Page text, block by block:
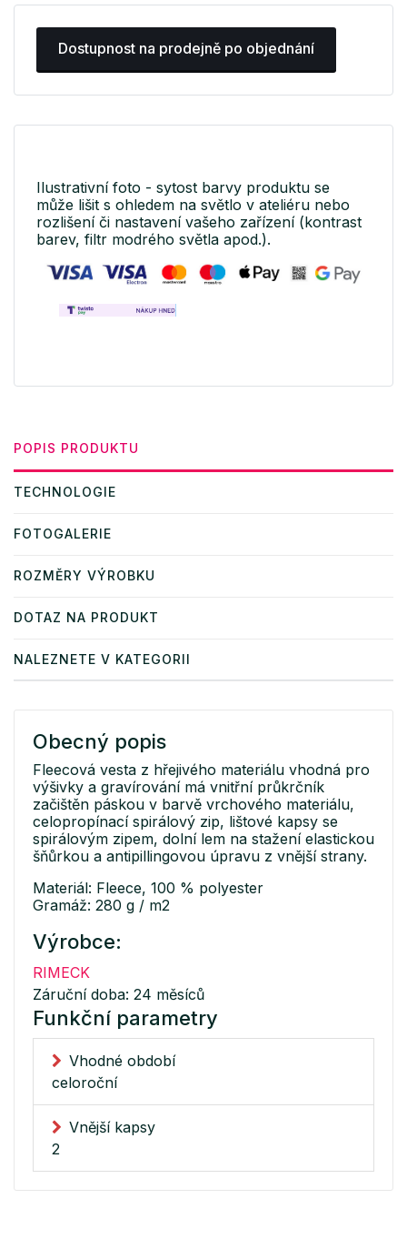
Dostupnost na prodejně po objednání
Ilustrativní foto - sytost barvy produktu se
může lišit s ohledem na světlo v ateliéru nebo
rozlišení či nastavení vašeho zařízení (kontrast
barev, filtr modrého světla apod.).
POPIS PRODUKTU
TECHNOLOGIE
FOTOGALERIE
ROZMĚRY VÝROBKU
DOTAZ NA PRODUKT
NALEZNETE V KATEGORII
Obecný popis
Fleecová vesta z hřejivého materiálu vhodná pro
výšivky a gravírování má vnitřní průkrčník
začištěn páskou v barvě vrchového materiálu,
celopropínací spirálový zip, lištové kapsy se
spirálovým zipem, dolní lem na stažení elastickou
šňůrkou a antipillingovou úpravu z vnější strany.
Materiál: Fleece, 100 % polyester
Gramáž: 280 g / m2
Výrobce:
RIMECK
Záruční doba: 24 měsíců
Funkční parametry
Vhodné období
celoroční
Vnější kapsy
2